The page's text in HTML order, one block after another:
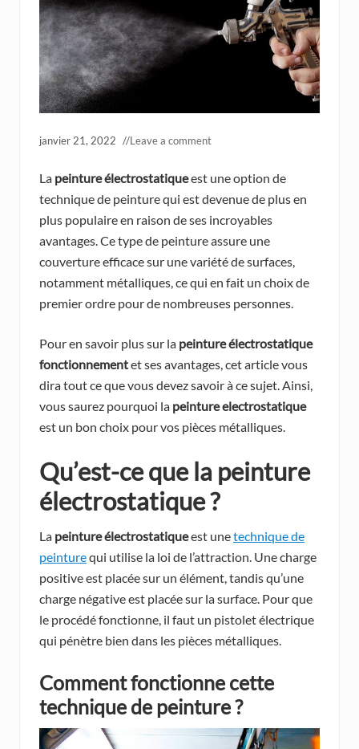
janvier 21, 2022 //Leave a comment
La peinture électrostatiqueest une option de
technique de peinture qui est devenue de plus en
plus populaire en raison de ses incroyables
avantages. Ce type de peinture assure une
couverture efficace sur une variété de surfaces,
notamment métalliques, ce qui en fait un choix de
premier ordre pour de nombreuses personnes.
Pour en savoir plus sur la peinture électrostatique
fonctionnementet ses avantages, cet article vous
dira tout ce que vous devez savoir à ce sujet. Ainsi,
vous saurez pourquoi la peinture electrostatique
est un bon choix pour vos pièces métalliques.
Qu’est-ce que la peinture
électrostatique ?
La peinture électrostatiqueest unetechnique de
peinturequi utilise la loi de l’attraction. Une charge
positive est placée sur un élément, tandis qu’une
charge négative est placée sur la surface. Pour que
le procédé fonctionne, il faut un pistolet électrique
qui pénètre bien dans les pièces métalliques.
Comment fonctionne cette
technique de peinture ?